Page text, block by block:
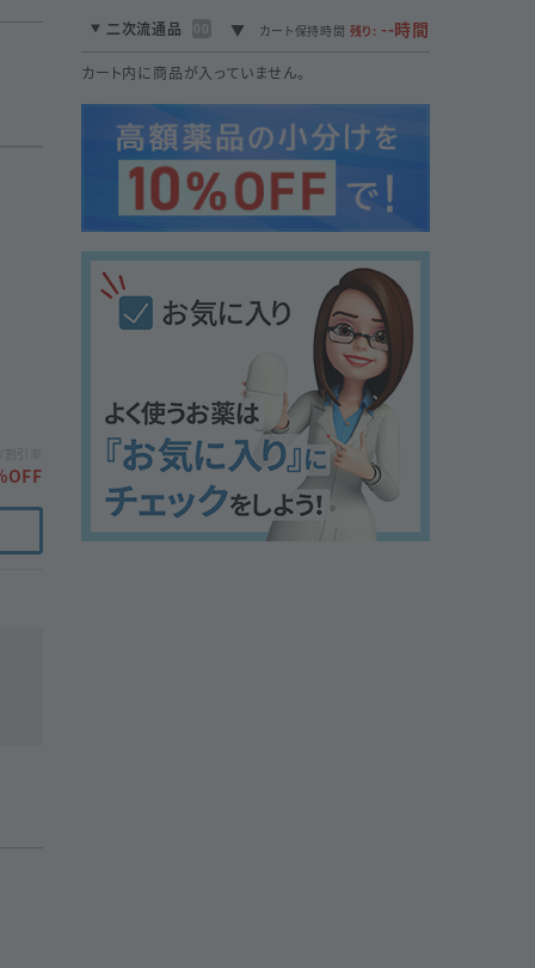
二次流通品 カート保持時間 残り: --時間
カート内に商品が入っていません。